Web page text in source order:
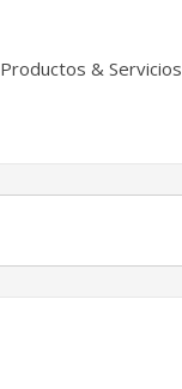
Productos & Servicios